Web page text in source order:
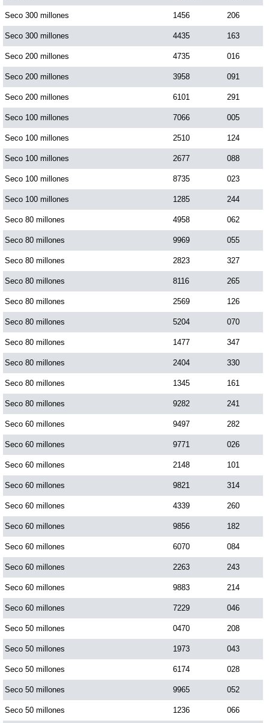
Dorado Noche
Fantástica Día
Fantástica Noche
Motilon Tarde
Motilon Noche
Paisita Día
Paisita Noche
Paisita 3
Pick 3 Día
Pick 3 Noche
Pick 4 Día
Pick 4 Noche
Pijao de Oro
Saman de la suerte
Sinuano Día
Sinuano Noche
Super Chontico Noche
Seco 300 millones 1456 206
Seco 300 millones 4435 163
Seco 200 millones 4735 016
Seco 200 millones 3958 091
Seco 200 millones 6101 291
Seco 100 millones 7066 005
Seco 100 millones 2510 124
Seco 100 millones 2677 088
Seco 100 millones 8735 023
Seco 100 millones 1285 244
Seco 80 millones 4958 062
Seco 80 millones 9969 055
Seco 80 millones 2823 327
Seco 80 millones 8116 265
Seco 80 millones 2569 126
Seco 80 millones 5204 070
Seco 80 millones 1477 347
Seco 80 millones 2404 330
Seco 80 millones 1345 161
Seco 80 millones 9282 241
Seco 60 millones 9497 282
Seco 60 millones 9771 026
Seco 60 millones 2148 101
Seco 60 millones 9821 314
Seco 60 millones 4339 260
Seco 60 millones 9856 182
Seco 60 millones 6070 084
Seco 60 millones 2263 243
Seco 60 millones 9883 214
Seco 60 millones 7229 046
Seco 50 millones 0470 208
Seco 50 millones 1973 043
Seco 50 millones 6174 028
Seco 50 millones 9965 052
Seco 50 millones 1236 066